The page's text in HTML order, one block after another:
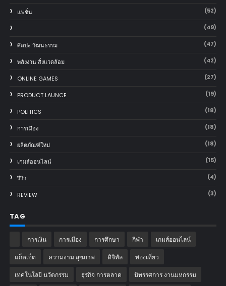
แฟชั่น (52)
(49)
ศิลปะ วัฒนธรรม (47)
พลังงาน สิ่งแวดล้อม (42)
ONLINE GAMES (27)
PRODUCT LAUNCE (19)
POLITICS (18)
การเมือง (18)
ผลิตภัณฑ์ใหม่ (18)
เกมส์ออนไลน์ (15)
รีวิว (4)
REVIEW (3)
TAG
การเงิน การเมือง การศึกษา กีฬา เกมส์ออนไลน์
แก็ตเจ็ต ความงาม สุขภาพ ดิจิทัล ท่องเที่ยว
เทคโนโลยี นวัตกรรม ธุรกิจ การตลาด นิทรรศการ งานมหกรรม